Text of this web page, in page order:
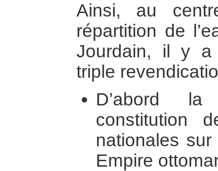
Ainsi, au
répartition de
Jourdain, il y a
triple
D’abord
constitution
nationales sur
Empire